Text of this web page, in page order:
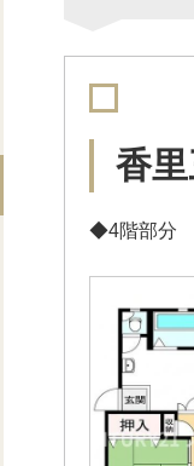
香
◆4階部分